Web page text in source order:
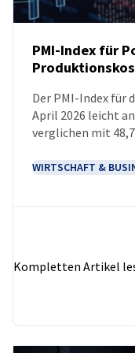
PMI-Index für
Der PMI-Index für
April 2026 leicht
verglichen mit
Nahen Osten
WIRTSCHAFT &
Kompletten Artikel